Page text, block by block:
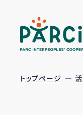
トップページ